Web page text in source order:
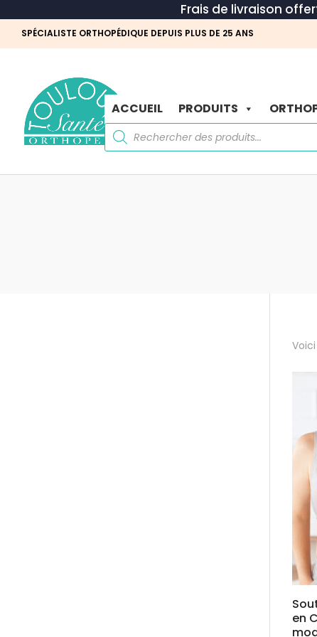
Frais de livraison
SPÉCIALISTE ORTHOPÉDIQUE DEPUIS PLUS DE 25 ANS
ACCUEIL PRODUITS
Recherche
de
produits
en